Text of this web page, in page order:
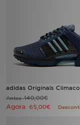
adidas Originals
Antes140,00€
Agora 65,00€